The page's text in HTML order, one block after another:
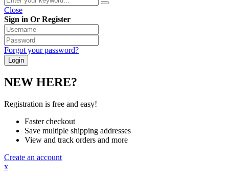
Close
Sign in Or Register
Forgot your password?
NEW HERE?
Registration is free and easy!
Faster checkout
Save multiple shipping addresses
View and track orders and more
Create an account
x